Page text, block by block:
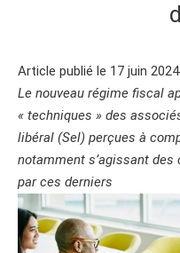
Article publié le 17 juin 2024
Le nouveau régime fiscal
« techniques » des
libéral (Sel) perçues à
notamment s’agissant
par ces derniers